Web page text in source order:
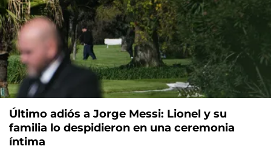
Último adiós a Jorge Messi: Lionel y su
familia lo despidieron en una ceremonia
íntima